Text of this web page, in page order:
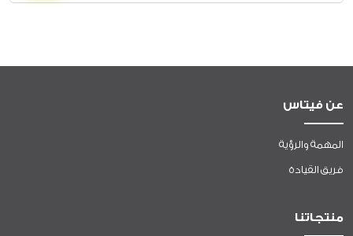
عن فيتاس
المهمة والرؤية
فريق القيادة
منتجاتنا